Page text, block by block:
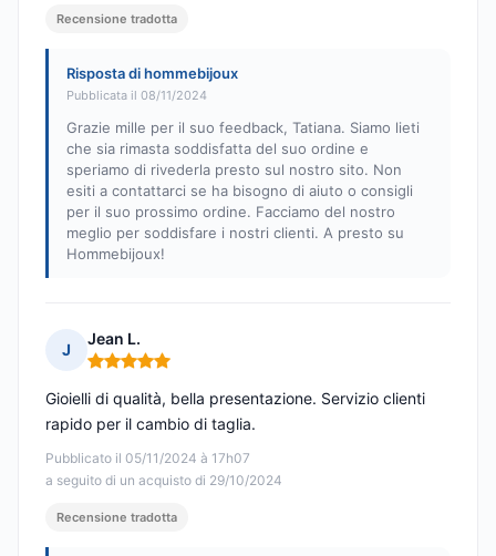
Recensione tradotta
Risposta di hommebijoux
Pubblicata il 08/11/2024
Grazie mille per il suo feedback, Tatiana. Siamo lieti
che sia rimasta soddisfatta del suo ordine e
speriamo di rivederla presto sul nostro sito. Non
esiti a contattarci se ha bisogno di aiuto o consigli
per il suo prossimo ordine. Facciamo del nostro
meglio per soddisfare i nostri clienti. A presto su
Hommebijoux!
J
Jean L.
Nota: 5 su 5
Pubblicato il 05/11/2024 à 17h07
a seguito di un acquisto di 29/10/2024
Gioielli di qualità, bella presentazione. Servizio clienti
rapido per il cambio di taglia.
Recensione tradotta